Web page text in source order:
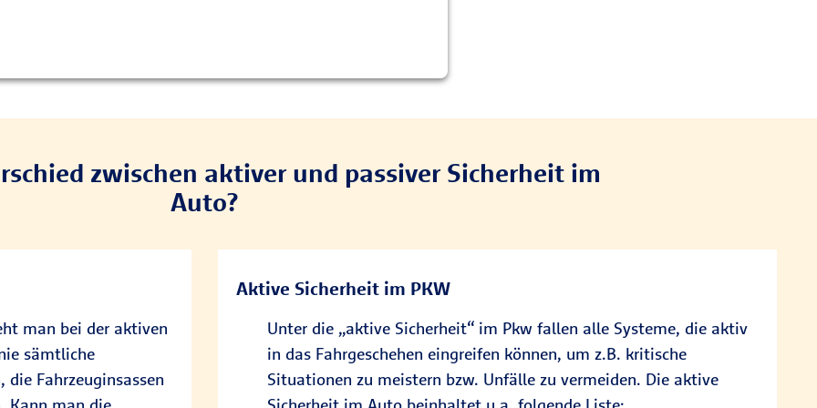
zwischen aktiver und passiver Sicherheit im
Auto?
man bei der aktiven
sämtliche
Fahrzeuginsassen
Aktive Sicherheit im PKW
Unter die „aktive Sicherheit“ im Pkw fallen alle Systeme, die aktiv
in das Fahrgeschehen eingreifen können, um z.B. kritische
Situationen zu meistern bzw. Unfälle zu vermeiden. Die aktive